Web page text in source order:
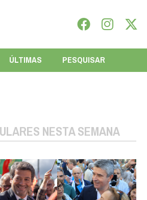
ÚLTIMAS PESQUISAR
NESTA SEMANA